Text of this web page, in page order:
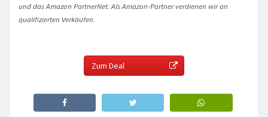
und das Amazon PartnerNet. Als Amazon-Partner verdienen wir an
qualifizierten Verkäufen.
Zum Deal